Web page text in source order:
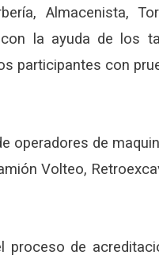
Almacenista,
la ayuda de los
participantes con
operadores de
Volteo,
proceso de